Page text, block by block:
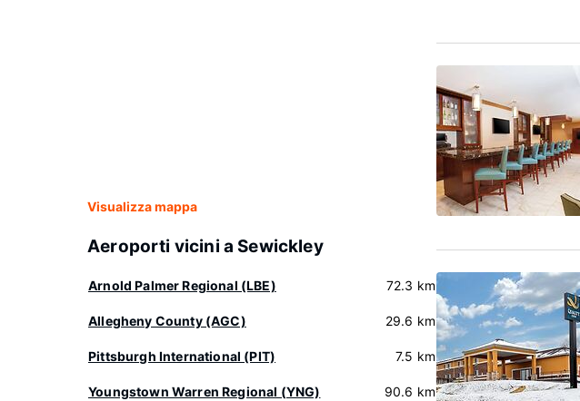
Visualizza mappa
Aeroporti vicini a Sewickley
Arnold Palmer Regional (LBE) 72.3 km
Allegheny County (AGC) 29.6 km
Pittsburgh International (PIT) 7.5 km
Youngstown Warren Regional (YNG) 90.6 km